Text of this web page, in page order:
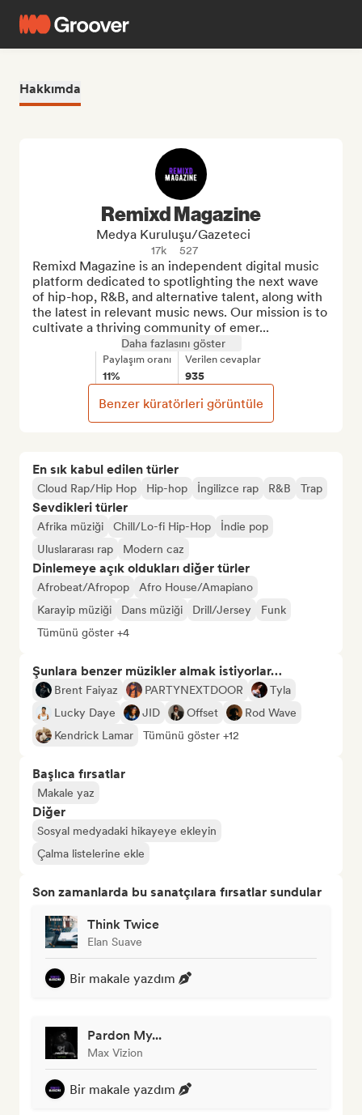
Hakkımda
En sık kabul edilen türler
Cloud Rap/Hip Hop Hip-hop İngilizce rap R&B Trap
Sevdikleri türler
Afrika müziği Chill/Lo-fi Hip-Hop
İndie pop
Uluslararası rap
Modern caz
Dinlemeye açık oldukları diğer türler
Afrobeat/Afropop
Afro House/Amapiano
Karayip müziği
Dans müziği Drill/Jersey
Funk
Tümünü göster +4
Şunlara benzer müzikler almak istiyorlar…
Brent Faiyaz PARTYNEXTDOOR
Tyla
Lucky Daye
JID Offset
Rod Wave
Kendrick Lamar
Tümünü göster +12
Başlıca fırsatlar
Makale yaz
Diğer
Sosyal medyadaki hikayeye ekleyin
Çalma listelerine ekle
Son zamanlarda bu sanatçılara fırsatlar sundular
Think Twice
Elan Suave
Bir makale yazdım
Pardon My...
Max Vizion
Bir makale yazdım
Remixd Magazine
Medya Kuruluşu/Gazeteci
17k 527
Remixd Magazine is an independent digital music
platform dedicated to spotlighting the next wave
of hip-hop, R&B, and alternative talent, along with
the latest in relevant music news. Our mission is to
cultivate a thriving community of emer...
Daha fazlasını göster
Paylaşım oranı
11%
Verilen cevaplar
935
Benzer küratörleri görüntüle